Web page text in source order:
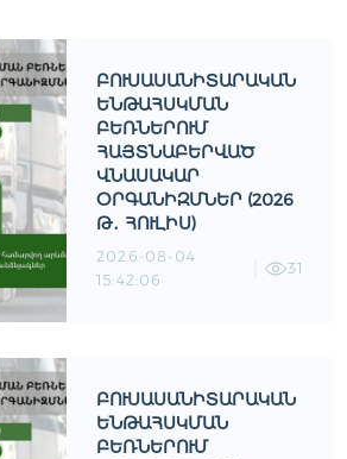
ԲՈՒՍԱՍԱՆԻՏԱՐԱԿԱՆ
ԵՆԹԱՀՍԿՄԱՆ
ԲԵՌՆԵՐՈՒՄ
ՀԱՅՏՆԱԲԵՐՎԱԾ
ՎՆԱՍԱԿԱՐ
ՕՐԳԱՆԻԶՄՆԵՐ (2026
Թ․ ՀՈՒԼԻՍ)
2026-08-04
15:42:06
31
ԲՈՒՍԱՍԱՆԻՏԱՐԱԿԱՆ
ԵՆԹԱՀՍԿՄԱՆ
ԲԵՌՆԵՐՈՒՄ